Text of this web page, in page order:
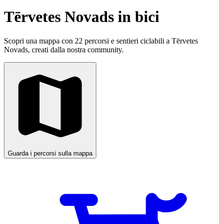
Tērvetes Novads in bici
Scopri una mappa con 22 percorsi e sentieri ciclabili a Tērvetes
Novads, creati dalla nostra community.
Guarda i percorsi sulla mappa